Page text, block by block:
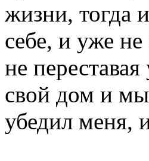
жизни, тогда
себе, и уже
не
свой дом и
убедил меня,